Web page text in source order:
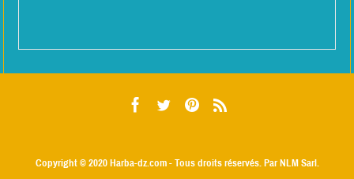
Copyright © 2020Harba-dz.com- Tous droits réservés. Par NLM Sarl.